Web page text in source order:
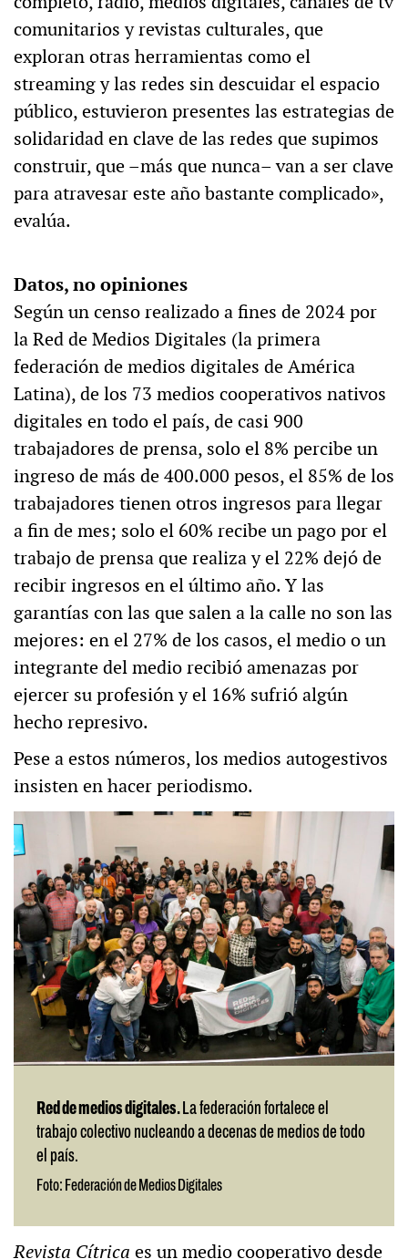
comunitarios y revistas culturales, que
exploran otras herramientas como el
streaming y las redes sin descuidar el espacio
público, estuvieron presentes las estrategias de
solidaridad en clave de las redes que supimos
construir, que –más que nunca– van a ser clave
para atravesar este año bastante complicado»,
evalúa.
Datos, no opiniones
Según un censo realizado a fines de 2024 por
la Red de Medios Digitales (la primera
federación de medios digitales de América
Latina), de los 73 medios cooperativos nativos
digitales en todo el país, de casi 900
trabajadores de prensa, solo el 8% percibe un
ingreso de más de 400.000 pesos, el 85% de los
trabajadores tienen otros ingresos para llegar
a fin de mes; solo el 60% recibe un pago por el
trabajo de prensa que realiza y el 22% dejó de
recibir ingresos en el último año. Y las
garantías con las que salen a la calle no son las
mejores: en el 27% de los casos, el medio o un
integrante del medio recibió amenazas por
ejercer su profesión y el 16% sufrió algún
hecho represivo.
Pese a estos números, los medios autogestivos
insisten en hacer periodismo.
Red de medios digitales. La federación fortalece el
trabajo colectivo nucleando a decenas de medios de todo
el país.
Foto: Federación de Medios Digitales
Revista Cítrica es un medio cooperativo desde